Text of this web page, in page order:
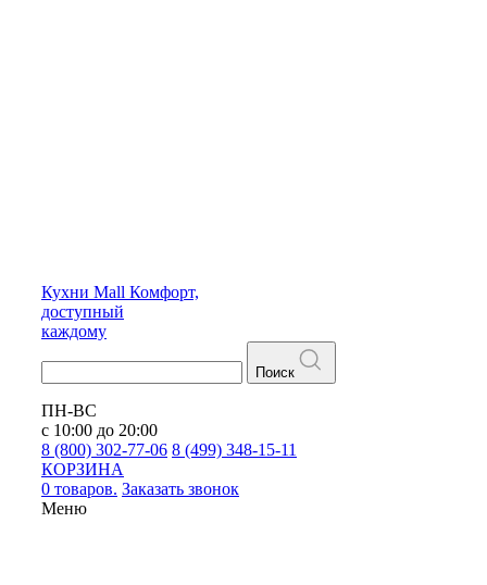
Кухни Mall Комфорт,
доступный
каждому
Поиск
ПН-ВС
с 10:00 до 20:00
8 (800) 302-77-06 8 (499) 348-15-11
КОРЗИНА
0 товаров. Заказать звонок
Меню